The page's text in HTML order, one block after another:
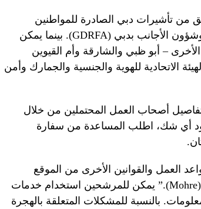
من تأشيرات دبي الصادرة للمواطنين
الباكستانيين من خلال الإدارة العامة للإقامة وشؤون الأجانب بدبي (GDRFA). بينما يمكن
– أبو ظبي والشارقة وأم القيوين
الاتحادية للهوية والجنسية والجمارك وأمن
أصحاب العمل المحتملين من خلال
أي شك، اطلب المساعدة من سفارة
العمل والقوانين الأخرى من الموقع
الإلكتروني لوزارة الموارد البشرية والتوطين (Mohre).” يمكن للمرشحين استخدام خدمات
بالنسبة للمشكلات المتعلقة بالهجرة